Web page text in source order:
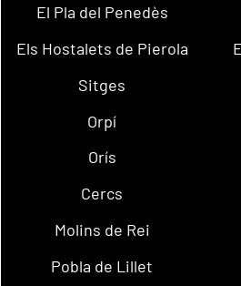
El Pla del Penedès
Els Hostalets de Pierola
Sitges
Orpí
Orís
Cercs
Molins de Rei
Pobla de Lillet